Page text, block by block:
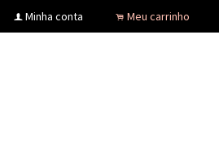
f Minha conta . Meu carrinho